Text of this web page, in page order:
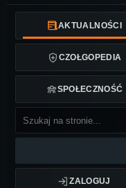
AKTUALNOŚCI
CZOŁGOPEDIA
SPOŁECZNOŚĆ
ZALOGUJ